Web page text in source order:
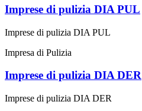
Imprese di pulizia DIA PUL
Imprese di pulizia DIA PUL
Impresa di Pulizia
Imprese di pulizia DIA DER
Imprese di pulizia DIA DER